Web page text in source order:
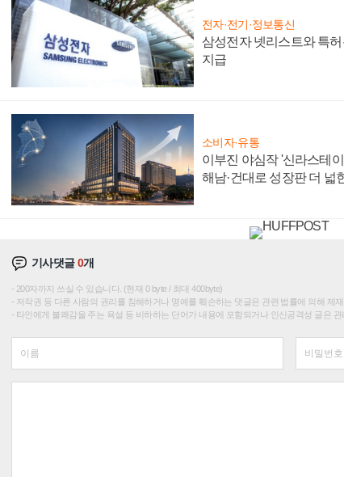
전자·전기·정보통신
삼성전자 넷리스트와 특
지급
소비자·유통
이부진 야심작 '신라스테
해남·건대로 성장판 더 넓
기사댓글0개
200자까지 쓰실 수 있습니다. (현재 0 byte / 최대 400byte)
저작권 등 다른 사람의 권리를 침해하거나 명예를 훼손하는 댓글은 관련 법률에 의해 제
타인에게 불쾌감을 주는 욕설 등 비하하는 단어가 내용에 포함되거나 인신공격성 글은